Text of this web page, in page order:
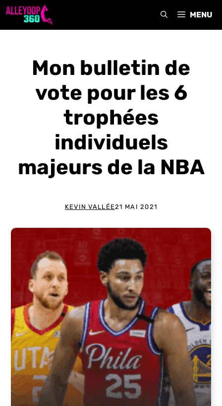
Aller
MENU
Mon bulletin de
vote pour les 6
trophées
individuels
majeurs de la NBA
KEVIN VALLÉE21 MAI 2021